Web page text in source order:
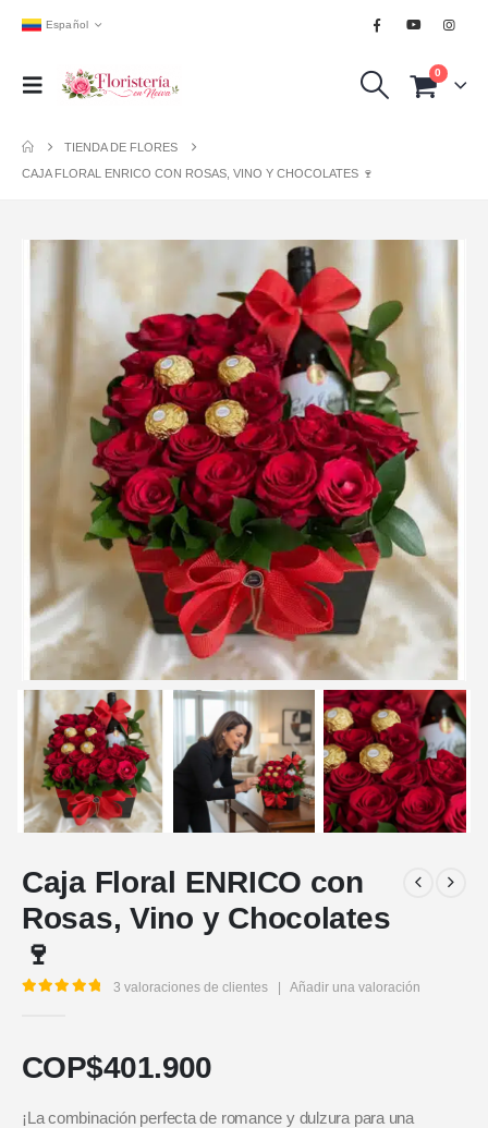
Español
0
TIENDA DE FLORES
CAJA FLORAL ENRICO CON ROSAS, VINO Y CHOCOLATES 🍷
Caja Floral ENRICO con
Rosas, Vino y Chocolates
🍷
3 valoraciones de clientes Añadir una valoración
COP$401.900
¡La combinación perfecta de romance y dulzura para una